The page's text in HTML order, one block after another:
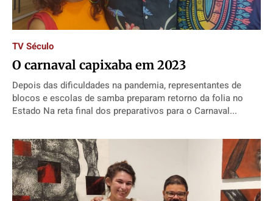
TV Século
O carnaval capixaba em 2023
Depois das dificuldades na pandemia, representantes de
blocos e escolas de samba preparam retorno da folia no
Estado Na reta final dos preparativos para o Carnaval...